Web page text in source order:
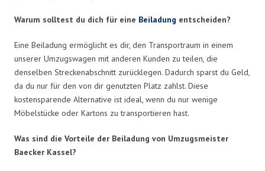
Warum solltest du dich für eine Beiladung entscheiden?
Eine Beiladung ermöglicht es dir, den Transportraum in einem
unserer Umzugswagen mit anderen Kunden zu teilen, die
denselben Streckenabschnitt zurücklegen. Dadurch sparst du Geld,
da du nur für den von dir genutzten Platz zahlst. Diese
kostensparende Alternative ist ideal, wenn du nur wenige
Möbelstücke oder Kartons zu transportieren hast.
Was sind die Vorteile der Beiladung von Umzugsmeister
Baecker Kassel?